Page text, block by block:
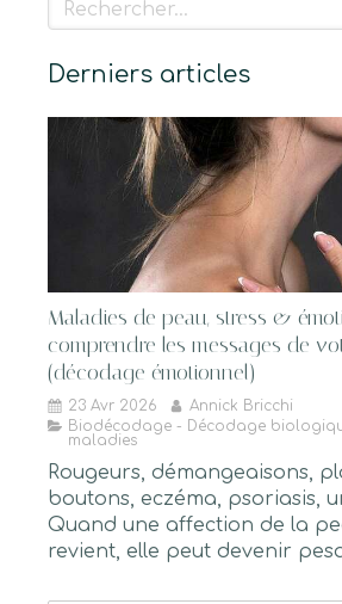
Derniers articles
Maladies de peau, stress &
comprendre les messages de
(décodage émotionnel)
23 Avr 2026
Annick Bricchi
Biodécodage - Décodage
maladies
Rougeurs, démangeaisons,
boutons, eczéma, psoriasis,
Quand une affection de la
revient, elle peut devenir